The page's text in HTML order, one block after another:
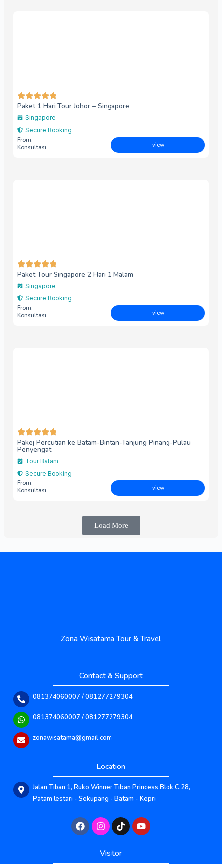
Paket 1 Hari Tour Johor – Singapore
Singapore
Secure Booking
From:
Konsultasi
view
Paket Tour Singapore 2 Hari 1 Malam
Singapore
Secure Booking
From:
Konsultasi
view
Pakej Percutian ke Batam-Bintan-Tanjung Pinang-Pulau
Penyengat
Tour Batam
Secure Booking
From:
Konsultasi
view
Load More
Zona Wisatama Tour & Travel
Contact & Support
081374060007 / 081277279304
081374060007 / 081277279304
zonawisatama@gmail.com
Location
Jalan Tiban 1, Ruko Winner Tiban Princess Blok C.28,
Patam lestari - Sekupang - Batam - Kepri
Visitor